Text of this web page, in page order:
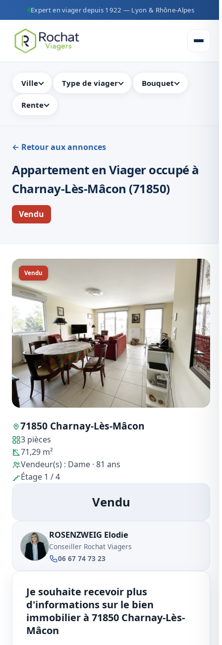
Expert en viager depuis 1922 — Lyon & Rhône-Alpes
Ouvrir
Ville Type de viager Bouquet
Rente
← Retour aux annonces
Appartement en Viager occupé à
Charnay-Lès-Mâcon (71850)
Vendu
Vendu
71850 Charnay-Lès-Mâcon
3 pièces
71,29 m²
Vendeur(s) : Dame · 81 ans
Étage 1 / 4
Vendu
ROSENZWEIG Elodie
Conseiller Rochat Viagers
06 67 74 73 23
Je souhaite recevoir plus
d'informations sur le bien
immobilier à 71850 Charnay-Lès-
Mâcon